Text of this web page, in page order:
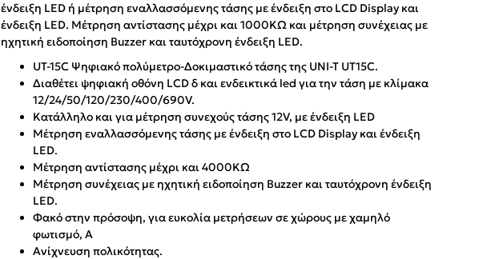
ένδειξη LED ή μέτρηση εναλλασσόμενης τάσης με ένδειξη στο LCD Display και
ένδειξη LED. Μέτρηση αντίστασης μέχρι και 1000KΩ και μέτρηση συνέχειας με
ηχητική ειδοποίηση Buzzer και ταυτόχρονη ένδειξη LED.
UT-15C Ψηφιακό πολύμετρο-Δοκιμαστικό τάσης της UNI-T UT15C.
Διαθέτει ψηφιακή οθόνη LCD δ και ενδεικτικά led για την τάση με κλίμακα
12/24/50/120/230/400/690V.
Κατάλληλο και για μέτρηση συνεχούς τάσης 12V, με ένδειξη LED
Μέτρηση εναλλασσόμενης τάσης με ένδειξη στο LCD Display και ένδειξη
LED.
Μέτρηση αντίστασης μέχρι και 4000KΩ
Μέτρηση συνέχειας με ηχητική ειδοποίηση Buzzer και ταυτόχρονη ένδειξη
LED.
Φακό στην πρόσοψη, για ευκολία μετρήσεων σε χώρους με χαμηλό
φωτισμό, Α
Ανίχνευση πολικότητας.